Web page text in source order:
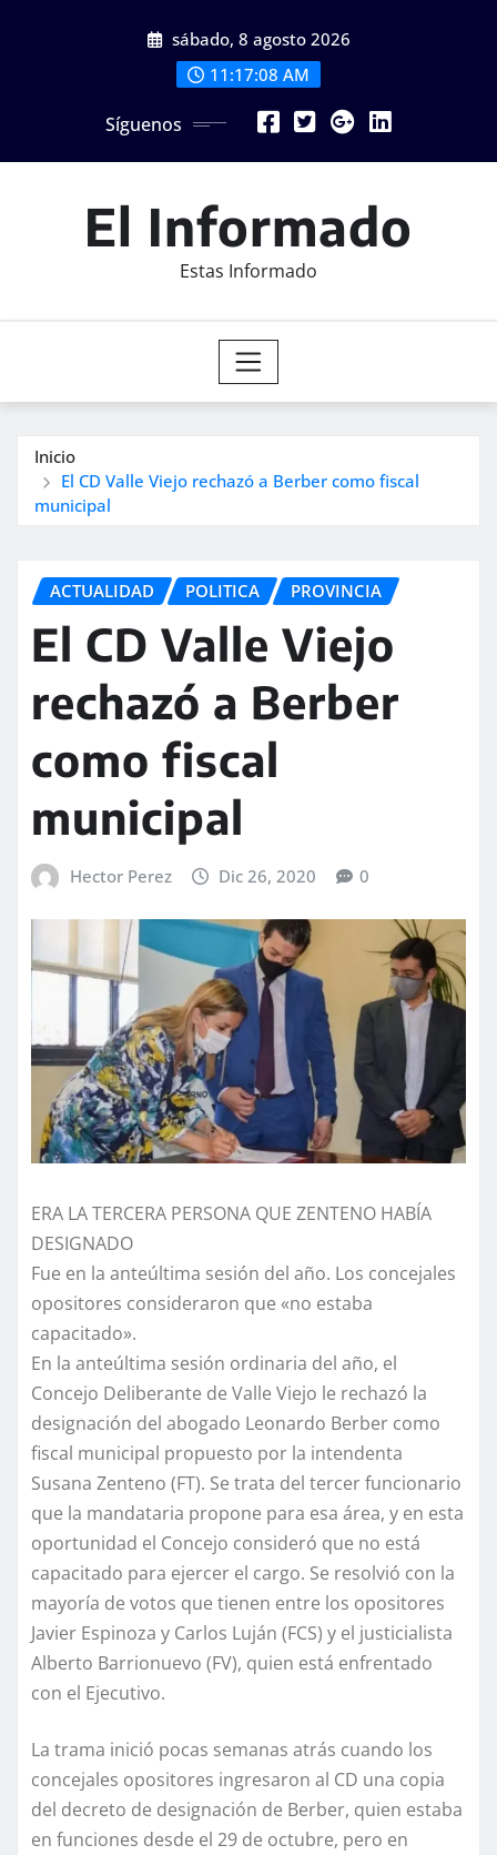
sábado, 8 agosto 2026
11:17:10 AM
Síguenos
El Informado
Estas Informado
Inicio
El CD Valle Viejo rechazó a Berber como fiscal
municipal
ACTUALIDAD POLITICA PROVINCIA
El CD Valle Viejo
rechazó a Berber
como fiscal
municipal
Hector Perez Dic 26, 2020 0
ERA LA TERCERA PERSONA QUE ZENTENO HABÍA
DESIGNADO
Fue en la anteúltima sesión del año. Los concejales
opositores consideraron que «no estaba
capacitado».
En la anteúltima sesión ordinaria del año, el
Concejo Deliberante de Valle Viejo le rechazó la
designación del abogado Leonardo Berber como
fiscal municipal propuesto por la intendenta
Susana Zenteno (FT). Se trata del tercer funcionario
que la mandataria propone para esa área, y en esta
oportunidad el Concejo consideró que no está
capacitado para ejercer el cargo. Se resolvió con la
mayoría de votos que tienen entre los opositores
Javier Espinoza y Carlos Luján (FCS) y el justicialista
Alberto Barrionuevo (FV), quien está enfrentado
con el Ejecutivo.
La trama inició pocas semanas atrás cuando los
concejales opositores ingresaron al CD una copia
del decreto de designación de Berber, quien estaba
en funciones desde el 29 de octubre, pero en